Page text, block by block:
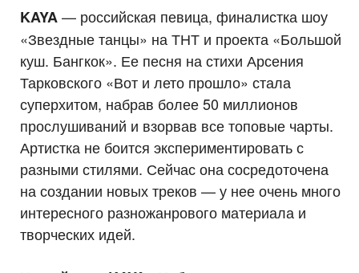
KAYA— российская певица, финалистка шоу
«Звездные танцы» на ТНТ и проекта «Большой
куш. Бангкок». Ее песня на стихи Арсения
Тарковского «Вот и лето прошло» стала
суперхитом, набрав более 50 миллионов
прослушиваний и взорвав все топовые чарты.
Артистка не боится экспериментировать с
разными стилями. Сейчас она сосредоточена
на создании новых треков — у нее очень много
интересного разножанрового материала и
творческих идей.